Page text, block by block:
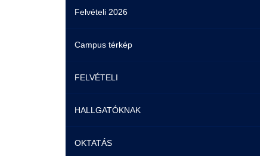
Felvételi 2026
Campus térkép
FELVÉTELI
Pontozási rendszer szabályai
Felvetteknek
HALLGATÓKNAK
Képzéseink
OKTATÁS